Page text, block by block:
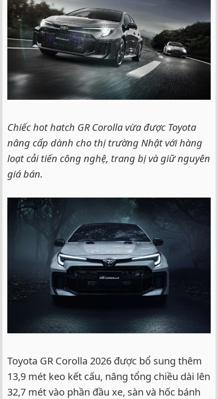
e
r
Chiếc hot hatch GR Corolla vừa được Toyota
nâng cấp dành cho thị trường Nhật với hàng
loạt cải tiến công nghệ, trang bị và giữ nguyên
giá bán.
Toyota GR Corolla 2026 được bổ sung thêm
13,9 mét keo kết cấu, nâng tổng chiều dài lên
32,7 mét vào phần đầu xe, sàn và hốc bánh